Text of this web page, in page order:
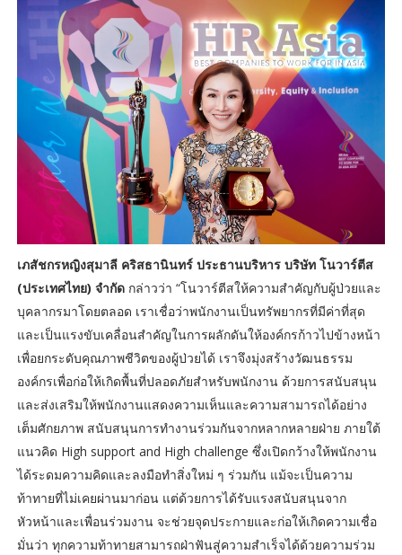
เภสัชกรหญิงสุมาลี คริสธานินทร์ ประธานบริหาร บริษัท โนวาร์ตีส
(ประเทศไทย) จำกัด กล่าวว่า “โนวาร์ตีสให้ความสำคัญกับผู้ป่วยและ
บุคลากรมาโดยตลอด เราเชื่อว่าพนักงานเป็นทรัพยากรที่มีค่าที่สุด
และเป็นแรงขับเคลื่อนสำคัญในการผลักดันให้องค์กรก้าวไปข้างหน้า
เพื่อยกระดับคุณภาพชีวิตของผู้ป่วยได้ เราจึงมุ่งสร้างวัฒนธรรม
องค์กรเพื่อก่อให้เกิดพื้นที่ปลอดภัยสำหรับพนักงาน ด้วยการสนับสนุน
และส่งเสริมให้พนักงานแสดงความเห็นและความสามารถได้อย่าง
เต็มศักยภาพ สนับสนุนการทำงานร่วมกันจากหลากหลายฝ่าย ภายใต้
แนวคิด High support and High challenge ซึ่งเปิดกว้างให้พนักงาน
ได้ระดมความคิดและลงมือทำสิ่งใหม่ ๆ ร่วมกัน แม้จะเป็นความ
ท้าทายที่ไม่เคยผ่านมาก่อน แต่ด้วยการได้รับแรงสนับสนุนจาก
หัวหน้าและเพื่อนร่วมงาน จะช่วยจุดประกายและก่อให้เกิดความเชื่อ
มั่นว่า ทุกความท้าทายสามารถฝ่าฟันสู่ความสำเร็จได้ด้วยความร่วม